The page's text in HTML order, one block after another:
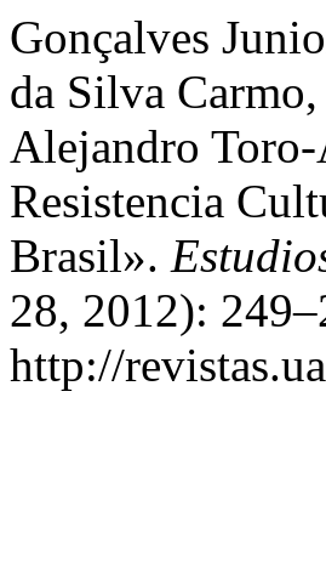
Gonçalves
da Silva
Alejandro
Resistencia
Brasil».
28, 2012):
http://